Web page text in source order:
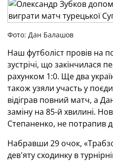
Фото: Дан Балашов
Наш футболіст провів на
зустрічі, що закінчилася
рахунком 1:0. Ще два
також узяли участь у
відіграв повний матч, а
заміну на 85-й хвилині.
Степаненко, не потрапив
Набравши 29 очок,
дев'яту сходинку в